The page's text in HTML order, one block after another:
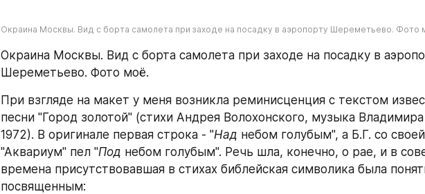
Окраина Москвы. Вид с борта самолета при заходе на посадку в аэропорту Шереметьево. Фото
Окраина Москвы. Вид с борта самолета при заходе на посадку в
Шереметьево. Фото моё.
При взгляде на макет у меня возникла реминисценция с текстом
песни "Город золотой" (стихи Андрея Волохонского, музыка
1972). В оригинале первая строка - "Над небом голубым", а Б.Г. со
"Аквариум" пел "Под небом голубым". Речь шла, конечно, о рае, и в
времена присутствовавшая в стихах библейская символика была
посвященным: